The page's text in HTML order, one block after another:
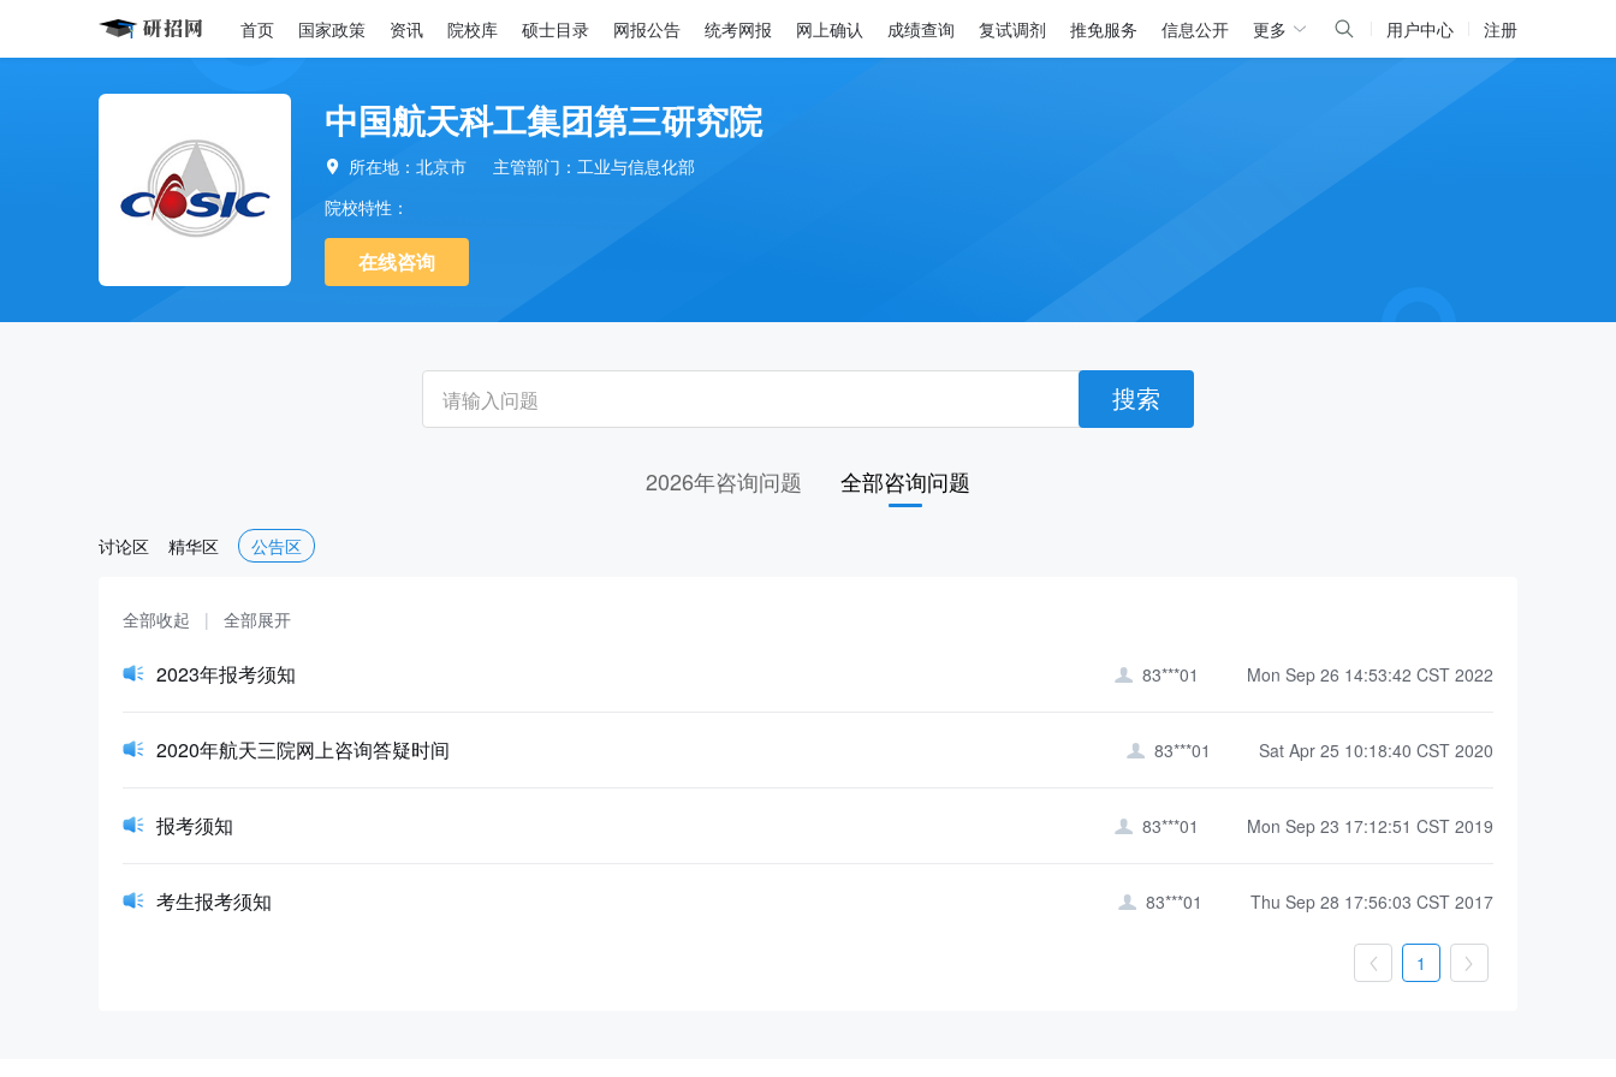
首页 国家政策 资讯 院校库 硕士目录 网报公告 统考网报 网上确认 成绩查询 复试调剂 推免服务 信息公开 更多 用户中心 注册
中国航天科工集团第三研究院
 所在地：北京市
主管部门：工业与信息化部
院校特性：
在线咨询
搜索
2026年咨询问题 全部咨询问题
讨论区 精华区 公告区
全部收起 | 全部展开
2023年报考须知  83***01 Mon Sep 26 14:53:42 CST 2022
2020年航天三院网上咨询答疑时间  83***01 Sat Apr 25 10:18:40 CST 2020
报考须知  83***01 Mon Sep 23 17:12:51 CST 2019
考生报考须知  83***01 Thu Sep 28 17:56:03 CST 2017
 1 